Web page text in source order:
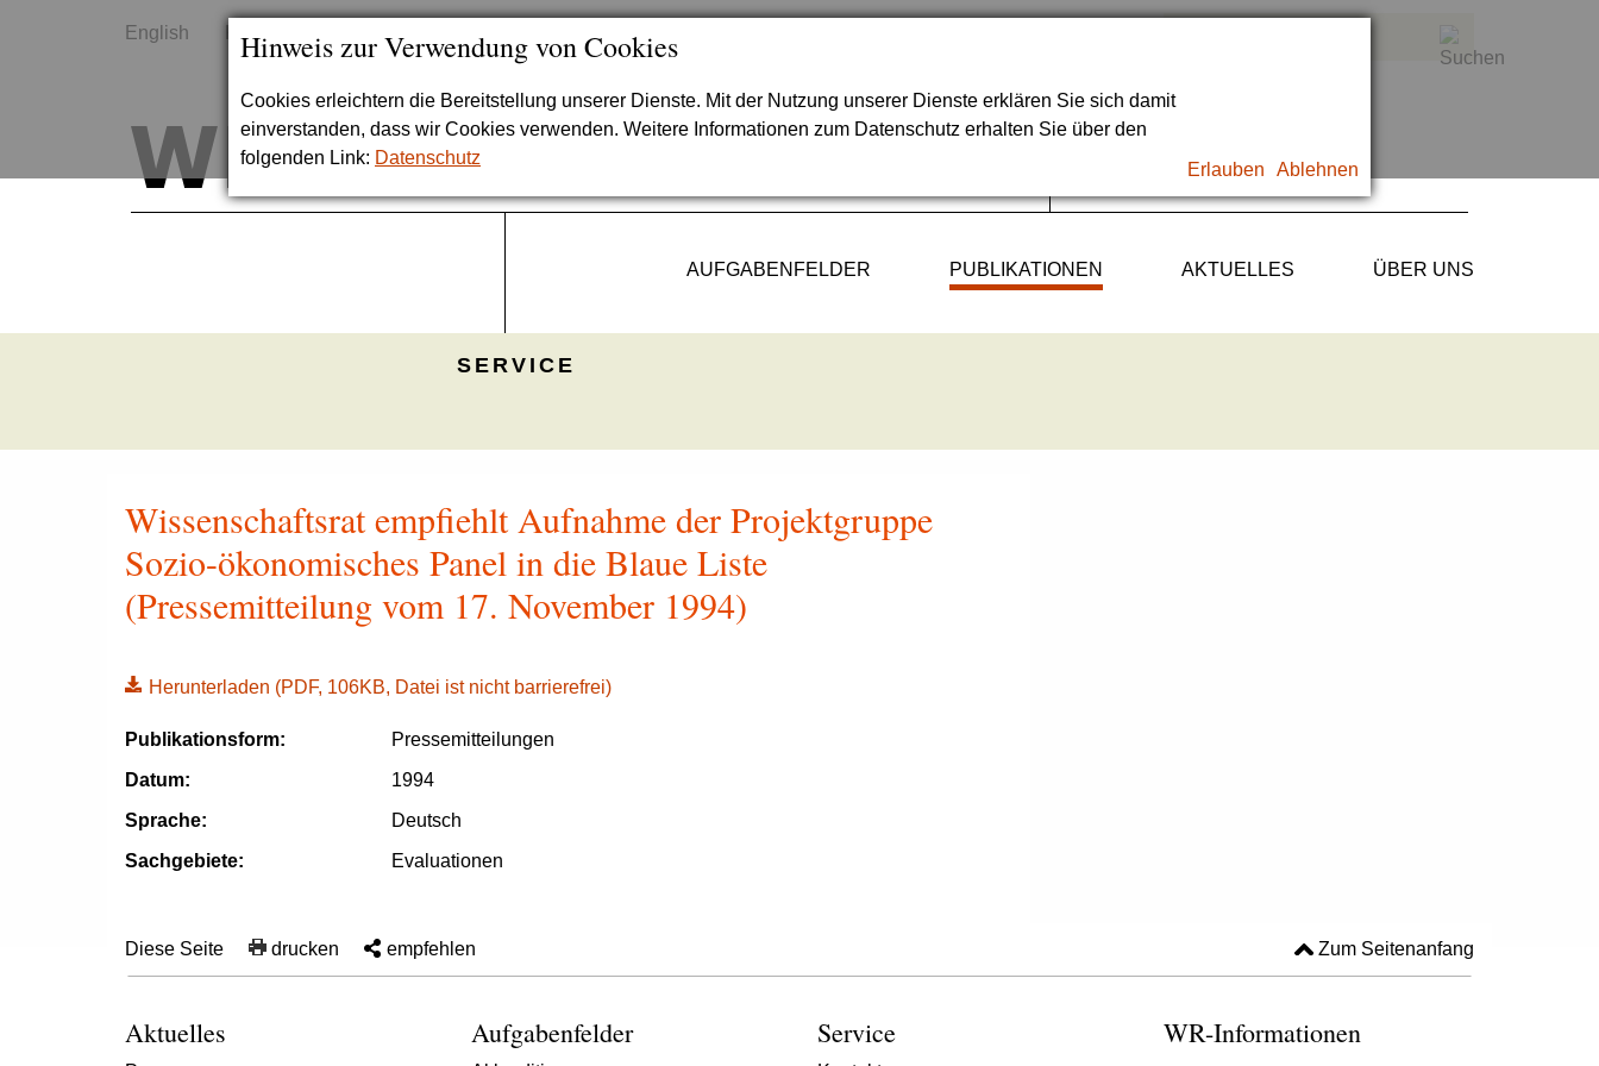
Hinweis zur Verwendung von Cookies
Cookies erleichtern die Bereitstellung unserer Dienste. Mit der Nutzung unserer Dienste erklären Sie sich damit
einverstanden, dass wir Cookies verwenden. Weitere Informationen zum Datenschutz erhalten Sie über den
folgenden Link: Datenschutz
Erlauben Ablehnen
English
AUFGABENFELDER PUBLIKATIONEN AKTUELLES ÜBER UNS
SERVICE
Wissenschaftsrat empfiehlt Aufnahme der Projektgruppe
Sozio-ökonomisches Panel in die Blaue Liste
(Pressemitteilung vom 17. November 1994)
Herunterladen (PDF, 106KB, Datei ist nicht barrierefrei)
Publikationsform:
Pressemitteilungen
Datum:
1994
Sprache:
Deutsch
Sachgebiete:
Evaluationen
Diese Seite drucken empfehlen Zum Seitenanfang
Aktuelles Aufgabenfelder Service WR-Informationen